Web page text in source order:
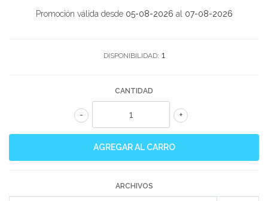
Promoción válida desde 05-08-2026 al 07-08-2026
DISPONIBILIDAD: 1
CANTIDAD
+
-
ARCHIVOS